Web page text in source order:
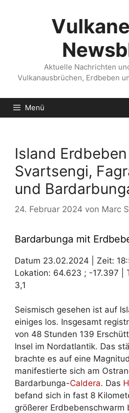
Aktuelle Nachrichten
Vulkanausbrüchen, Erdbeben
Menü
Island
Svartsengi,
und
24. Februar 2024 von Marc
Bardarbunga mit
Datum 23.02.2024 | Zeit:
Lokation: 64.623 ; -17.397 |
3,1
Seismisch gesehen ist auf
einiges los. Insgesamt
von 48 Stunden 139
Insel im Nordatlantik. Das
brachte es auf eine
manifestierte sich am
Bardarbunga-Caldera. Das
befand sich in fast 8
größerer Erdbebenschwarm